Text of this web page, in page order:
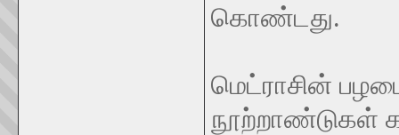
கொண்டது.
மெட்ராசின்
நூற்றாண்டுகள்